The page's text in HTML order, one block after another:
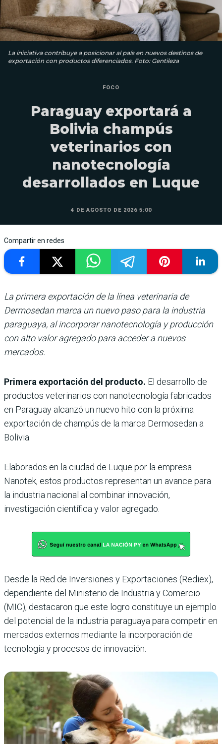
La iniciativa contribuye a posicionar al país en nuevos destinos de
exportación con productos diferenciados. Foto: Gentileza
FOCO
Paraguay exportará a
Bolivia champús
veterinarios con
nanotecnología
desarrollados en Luque
4 DE AGOSTO DE 2026 5:00
Compartir en redes
La primera exportación de la línea veterinaria de
Dermosedan marca un nuevo paso para la industria
paraguaya, al incorporar nanotecnología y producción
con alto valor agregado para acceder a nuevos
mercados.
Primera exportación del producto. El desarrollo de
productos veterinarios con nanotecnología fabricados
en Paraguay alcanzó un nuevo hito con la próxima
exportación de champús de la marca Dermosedan a
Bolivia.
Elaborados en la ciudad de Luque por la empresa
Nanotek, estos productos representan un avance para
la industria nacional al combinar innovación,
investigación científica y valor agregado.
Desde la Red de Inversiones y Exportaciones (Rediex),
dependiente del Ministerio de Industria y Comercio
(MIC), destacaron que este logro constituye un ejemplo
del potencial de la industria paraguaya para competir en
mercados externos mediante la incorporación de
tecnología y procesos de innovación.